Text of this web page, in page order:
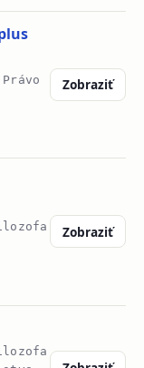
Zobraziť
Zobraziť